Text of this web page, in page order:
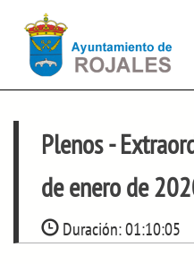
Plenos-
de enero de
Duración:01:10:05